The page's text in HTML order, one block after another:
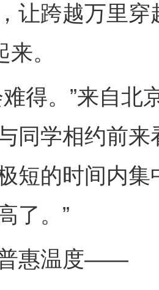
让跨越万里
。
。”来自北
同学相约前来
短的时间内
了。”
惠温度——